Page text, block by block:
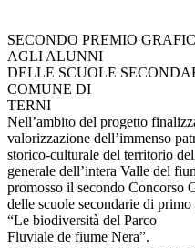
SECONDO PREMIO
AGLI ALUNNI
DELLE SCUOLE
COMUNE DI
TERNI
Nell’ambito del progetto
valorizzazione dell’immenso
storico-culturale del territorio
generale dell’intera Valle del
promosso il secondo Concorso
delle scuole secondarie di
“Le biodiversità del Parco
Fluviale de fiume Nera”.